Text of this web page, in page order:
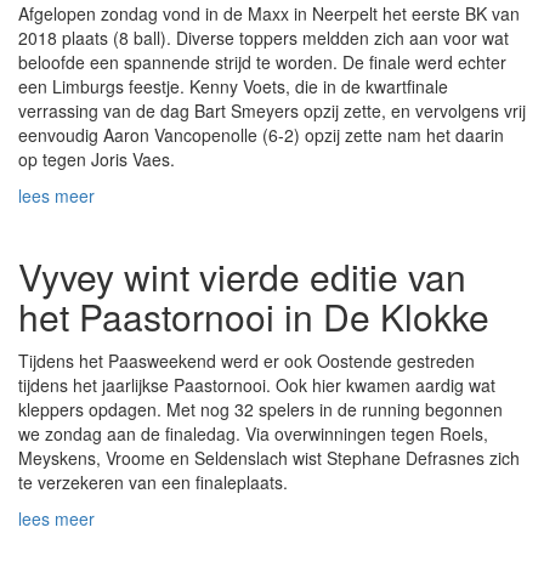
Afgelopen zondag vond in de Maxx in Neerpelt het eerste BK van
2018 plaats (8 ball). Diverse toppers meldden zich aan voor wat
beloofde een spannende strijd te worden. De finale werd echter
een Limburgs feestje. Kenny Voets, die in de kwartfinale
verrassing van de dag Bart Smeyers opzij zette, en vervolgens vrij
eenvoudig Aaron Vancopenolle (6-2) opzij zette nam het daarin
op tegen Joris Vaes.
lees meer
Vyvey wint vierde editie van
het Paastornooi in De Klokke
Tijdens het Paasweekend werd er ook Oostende gestreden
tijdens het jaarlijkse Paastornooi. Ook hier kwamen aardig wat
kleppers opdagen. Met nog 32 spelers in de running begonnen
we zondag aan de finaledag. Via overwinningen tegen Roels,
Meyskens, Vroome en Seldenslach wist Stephane Defrasnes zich
te verzekeren van een finaleplaats.
lees meer